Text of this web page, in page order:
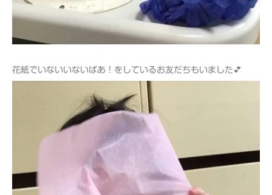
花紙でいないいないばあ！をしているお友だちもいました💕